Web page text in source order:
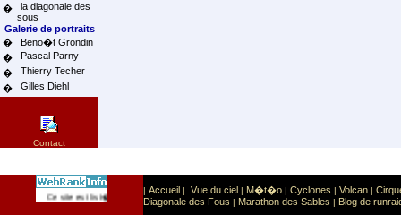
�
la diagonale des
sous
Galerie de portraits
�
Beno�t Grondin
�
Pascal Parny
�
Thierry Techer
�
Gilles Diehl
Contact
Ce site est list� dans la cat�gorie Sport :Sports extr�mes
| Accueil | Vue du ciel | M�t�o | Cyclones | Volcan |
Diagonale des Fous | Marathon des Sables | Blog de